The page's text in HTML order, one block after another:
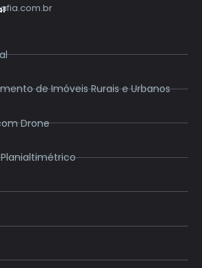
de Imóveis Rurais e Urbanos
Drone